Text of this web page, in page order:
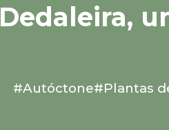
Dedaleira,
#Autóctone#Plantas